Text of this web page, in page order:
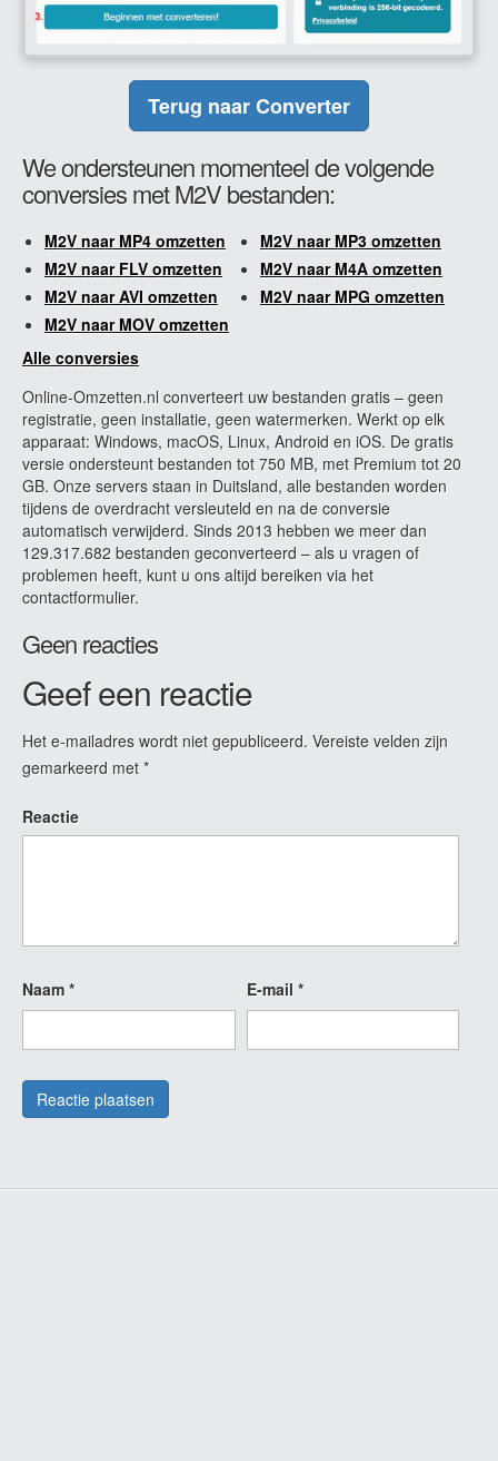
Terug naar Converter
We ondersteunen momenteel de volgende
conversies met M2V bestanden:
M2V naar MP4 omzetten
M2V naar MP3 omzetten
M2V naar FLV omzetten
M2V naar M4A omzetten
M2V naar AVI omzetten
M2V naar MPG omzetten
M2V naar MOV omzetten
Alle conversies
Online-Omzetten.nl converteert uw bestanden gratis – geen
registratie, geen installatie, geen watermerken. Werkt op elk
apparaat: Windows, macOS, Linux, Android en iOS. De gratis
versie ondersteunt bestanden tot 750 MB, met Premium tot 20
GB. Onze servers staan in Duitsland, alle bestanden worden
tijdens de overdracht versleuteld en na de conversie
automatisch verwijderd. Sinds 2013 hebben we meer dan
129.317.682 bestanden geconverteerd – als u vragen of
problemen heeft, kunt u ons altijd bereiken via het
contactformulier.
Geen reacties
Geef een reactie
Het e-mailadres wordt niet gepubliceerd. Vereiste velden zijn
gemarkeerd met *
Reactie
Naam * E-mail *